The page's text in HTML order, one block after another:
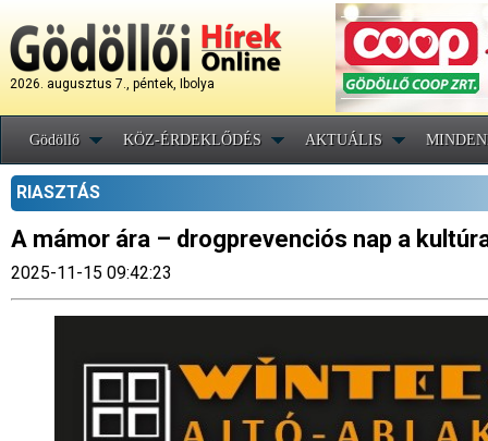
2026. augusztus 7., péntek, Ibolya
Gödöllő KÖZ-ÉRDEKLŐDÉS AKTUÁLIS
RIASZTÁS
A mámor ára – drogprevenciós nap a
2025-11-15 09:42:23